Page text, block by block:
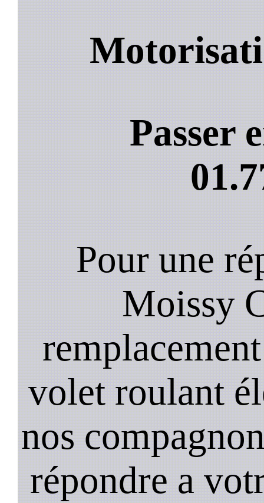
Passer
Pour une
Moissy
volet roulant
nos
répondre a